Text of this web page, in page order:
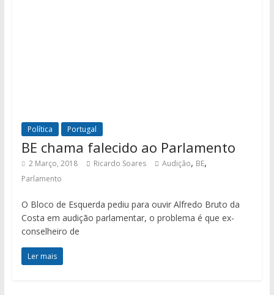
Política Portugal
BE chama falecido ao Parlamento
2 Março, 2018 Ricardo Soares Audição, BE,
Parlamento
O Bloco de Esquerda pediu para ouvir Alfredo Bruto da
Costa em audição parlamentar, o problema é que ex-
conselheiro de
Ler mais